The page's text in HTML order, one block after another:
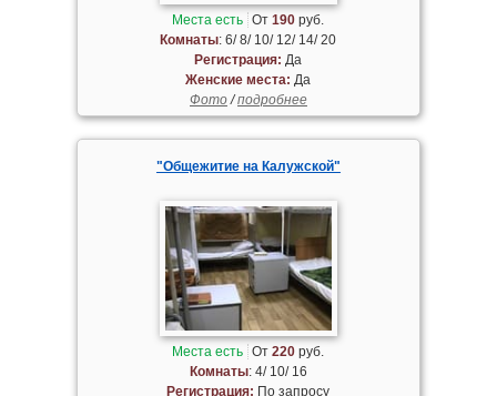
Места есть От190 руб.
Комнаты: 6/ 8/ 10/ 12/ 14/ 20
Регистрация: Да
Женские места: Да
Фото/подробнее
"Общежитие на Калужской"
Места есть От220 руб.
Комнаты: 4/ 10/ 16
Регистрация: По запросу